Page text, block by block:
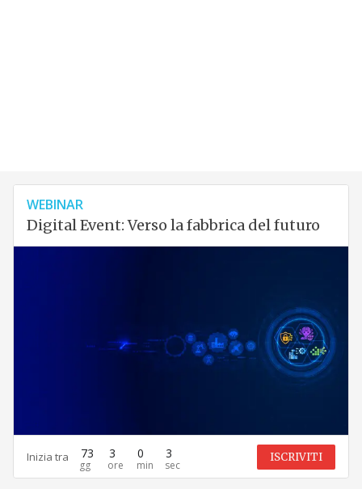
WEBINAR
Digital Event: Verso la fabbrica del futuro
Inizia tra 73 3 0 2 ISCRIVITI